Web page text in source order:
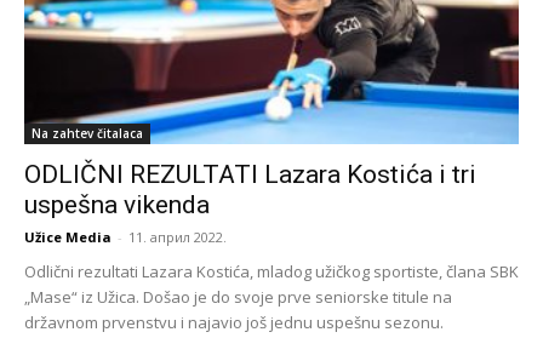
Na zahtev čitalaca
ODLIČNI REZULTATI Lazara Kostića i tri
uspešna vikenda
Užice Media - 11. април 2022.
Odlični rezultati Lazara Kostića, mladog užičkog sportiste, člana SBK
„Mase“ iz Užica. Došao je do svoje prve seniorske titule na
državnom prvenstvu i najavio još jednu uspešnu sezonu.